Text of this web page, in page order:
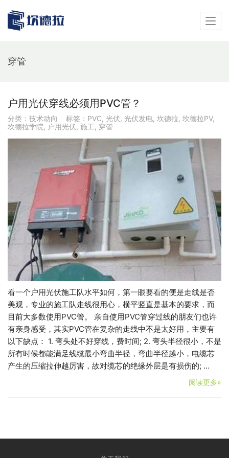
穿管
户用光伏穿线必须用PVC管？
分类： 技术动向 标签： PVC, 光伏, 光伏发电, 坎德拉, 坎德拉PV,
坎德拉学院, 户用光伏, 施工, 穿管
看一个户用光伏施工队水平如何，第一眼要看的便是走线是否
美观，专业的施工队走线很用心，横平竖直是基本的要求，而
目前大多数使用PVC管。 亲自使用PVC管穿过线的朋友们也许
有亲身感受，其实PVC管在复杂的走线中不是太好用，主要有
以下缺点： 1. 弯头处不好穿线，费时间; 2. 弯头半径很小，不是
所有时候都能满足线缆最小弯曲半径，弯曲半径越小，电缆芯
产生的压缩拉伸越厉害，故对缆芯的绝缘外层是有损伤的; …
阅读更多»